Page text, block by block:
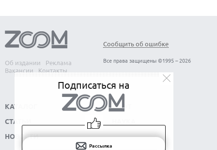
Об издании
Реклама
Вакансии
Контакты
Сообщить об ошибке
Все права защищены ©1995 – 2026
КАТАЛОГ
СТАТЬИ
НОВОСТИ
СОФТ
Подписаться на
Рассылка